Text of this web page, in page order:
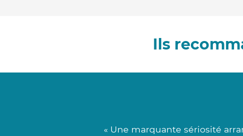
Ils
« Une marquante sériosité